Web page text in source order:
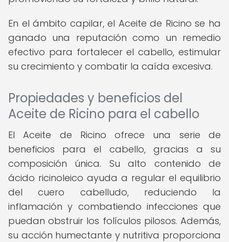
En el ámbito capilar, el Aceite de Ricino se ha
ganado una reputación como un remedio
efectivo para fortalecer el cabello, estimular
su crecimiento y combatir la caída excesiva.
Propiedades y beneficios del
Aceite de Ricino para el cabello
El Aceite de Ricino ofrece una serie de
beneficios para el cabello, gracias a su
composición única. Su alto contenido de
ácido ricinoleico ayuda a regular el equilibrio
del cuero cabelludo, reduciendo la
inflamación y combatiendo infecciones que
puedan obstruir los folículos pilosos. Además,
su acción humectante y nutritiva proporciona